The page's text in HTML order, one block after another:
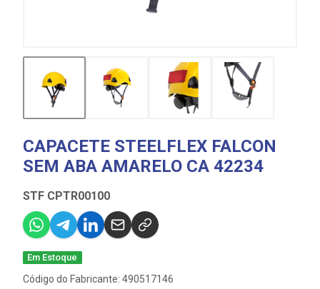
CAPACETE STEELFLEX FALCON
SEM ABA AMARELO CA 42234
STF CPTR00100
Em Estoque
Código do Fabricante: 490517146